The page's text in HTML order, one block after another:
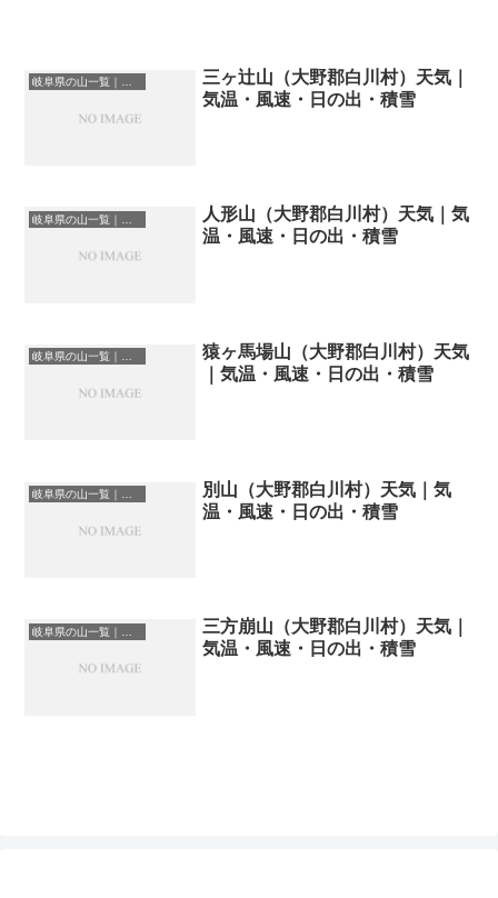
三ヶ辻山（大野郡白川村）天気｜
気温・風速・日の出・積雪
人形山（大野郡白川村）天気｜気
温・風速・日の出・積雪
岐阜県の山一覧｜標高順・標高の高い山ランキング
猿ヶ馬場山（大野郡白川村）天気
｜気温・風速・日の出・積雪
別山（大野郡白川村）天気｜気
温・風速・日の出・積雪
三方崩山（大野郡白川村）天気｜
気温・風速・日の出・積雪